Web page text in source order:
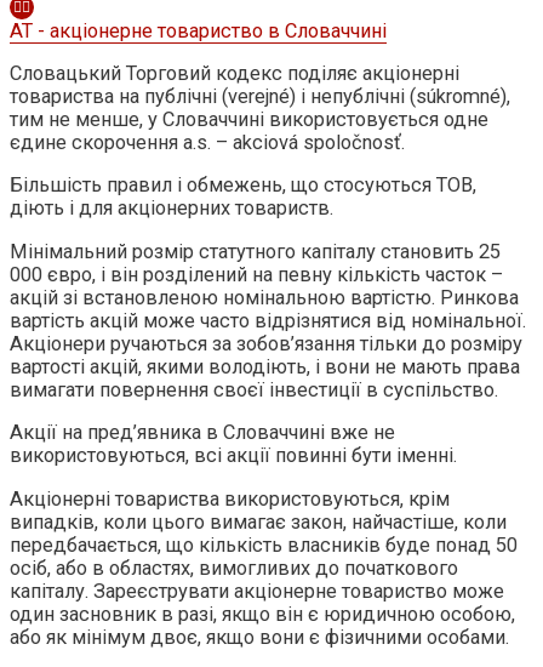
АТ - акціонерне товариство в Словаччині
Словацький Торговий кодекс поділяє акціонерні
товариства на публічні (verejné) і непублічні (súkromné),
тим не менше, у Словаччині використовується одне
єдине скорочення a.s. – akciová spoločnosť.
Більшість правил і обмежень, що стосуються ТОВ,
діють і для акціонерних товариств.
Мінімальний розмір статутного капіталу становить 25
000 євро, і він розділений на певну кількість часток –
акцій зі встановленою номінальною вартістю. Ринкова
вартість акцій може часто відрізнятися від номінальної.
Акціонери ручаються за зобов’язання тільки до розміру
вартості акцій, якими володіють, і вони не мають права
вимагати повернення своєї інвестиції в суспільство.
Акції на пред’явника в Словаччині вже не
використовуються, всі акції повинні бути іменні.
Акціонерні товариства використовуються, крім
випадків, коли цього вимагає закон, найчастіше, коли
передбачається, що кількість власників буде понад 50
осіб, або в областях, вимогливих до початкового
капіталу. Зареєструвати акціонерне товариство може
один засновник в разі, якщо він є юридичною особою,
або як мінімум двоє, якщо вони є фізичними особами.